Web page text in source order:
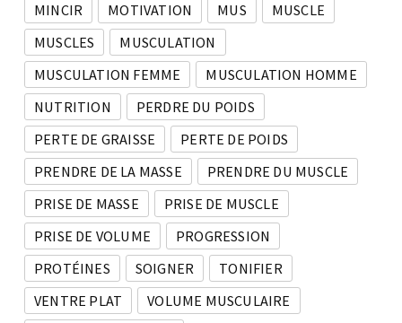
MINCIR
MOTIVATION MUS
MUSCLE
MUSCLES
MUSCULATION
MUSCULATION FEMME
MUSCULATION HOMME
NUTRITION
PERDRE DU POIDS
PERTE DE GRAISSE
PERTE DE POIDS
PRENDRE DE LA MASSE
PRENDRE DU MUSCLE
PRISE DE MASSE
PRISE DE MUSCLE
PRISE DE VOLUME
PROGRESSION
PROTÉINES
SOIGNER
TONIFIER
VENTRE PLAT
VOLUME MUSCULAIRE